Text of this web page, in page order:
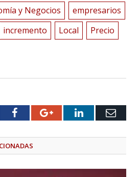
y Negocios
empresarios
incremento Local
Precio
FacebookGoogle+LinkedIn